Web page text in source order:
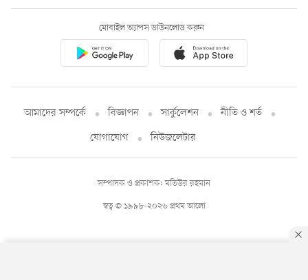
মোবাইল অ্যাপস ডাউনলোড করুন
আমাদের সম্পর্কে বিজ্ঞাপন সার্কুলেশন
নীতি ও শর্ত
যোগাযোগ
নিউজলেটার
স্বত্ব © ১৯৯৮-২০২৬ প্রথম আলো
সম্পাদক ও প্রকাশক: মতিউর রহমান